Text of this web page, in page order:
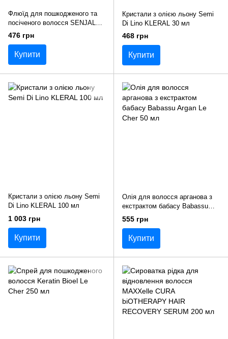
Флюїд для пошкодженого та
посіченого волосся SENJAL
SILK FLUID KLERAL 30 мл
476 грн
Купити
Кристали з олією льону Semi
Di Lino KLERAL 30 мл
468 грн
Купити
Кристали з олією льону Semi
Di Lino KLERAL 100 мл
1 003 грн
Купити
Олія для волосся арганова з
екстрактом бабасу Babassu
Argan Le Cher 50 мл
555 грн
Купити